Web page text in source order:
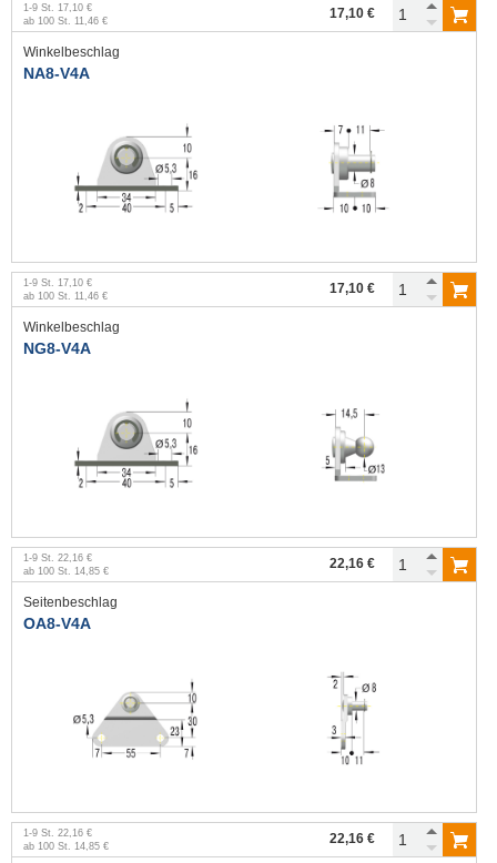
1 -9 St. 17,10 €
ab 100 St. 11,46 € 17,10 €
Winkelbeschlag
NA8-V4A
1 -9 St. 17,10 €
ab 100 St. 11,46 € 17,10 €
Winkelbeschlag
NG8-V4A
1 -9 St. 22,16 €
ab 100 St. 14,85 € 22,16 €
Seitenbeschlag
OA8-V4A
1 -9 St. 22,16 €
ab 100 St. 14,85 € 22,16 €